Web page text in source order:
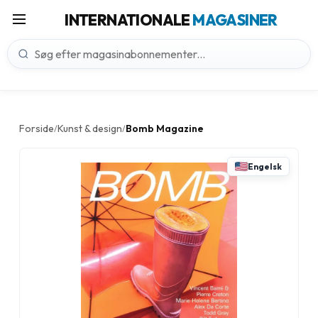
INTERNATIONALEMAGASINER
Forside/Kunst & design/Bomb Magazine
Engelsk